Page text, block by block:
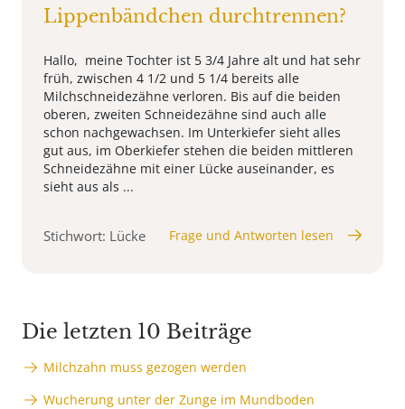
Lippenbändchen durchtrennen?
Hallo, meine Tochter ist 5 3/4 Jahre alt und hat sehr
früh, zwischen 4 1/2 und 5 1/4 bereits alle
Milchschneidezähne verloren. Bis auf die beiden
oberen, zweiten Schneidezähne sind auch alle
schon nachgewachsen. Im Unterkiefer sieht alles
gut aus, im Oberkiefer stehen die beiden mittleren
Schneidezähne mit einer Lücke auseinander, es
sieht aus als ...
Stichwort: Lücke Frage und Antworten lesen
Die letzten 10 Beiträge
Milchzahn muss gezogen werden
Wucherung unter der Zunge im Mundboden